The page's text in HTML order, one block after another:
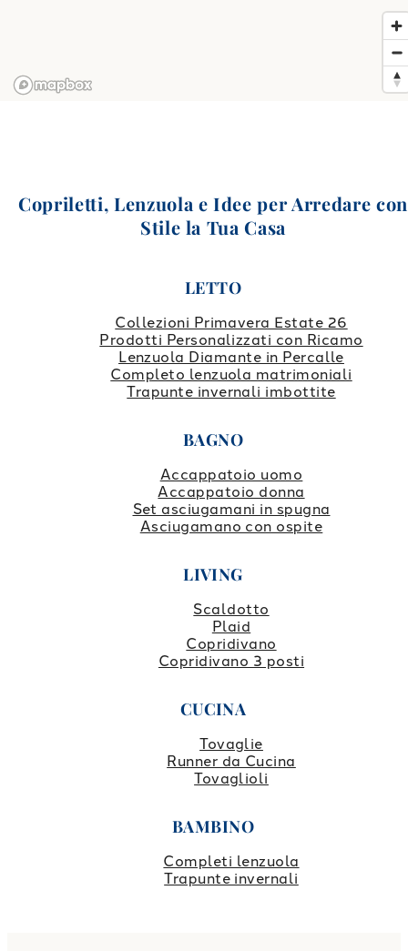
Copriletti, Lenzuola e Idee per Arredare con
Stile la Tua Casa
LETTO
Collezioni Primavera Estate 26
Prodotti Personalizzati con Ricamo
Lenzuola Diamante in Percalle
Completo lenzuola matrimoniali
Trapunte invernali imbottite
BAGNO
Accappatoio uomo
Accappatoio donna
Set asciugamani in spugna
Asciugamano con ospite
LIVING
Scaldotto
Plaid
Copridivano
Copridivano 3 posti
CUCINA
Tovaglie
Runner da Cucina
Tovaglioli
BAMBINO
Completi lenzuola
Trapunte invernali